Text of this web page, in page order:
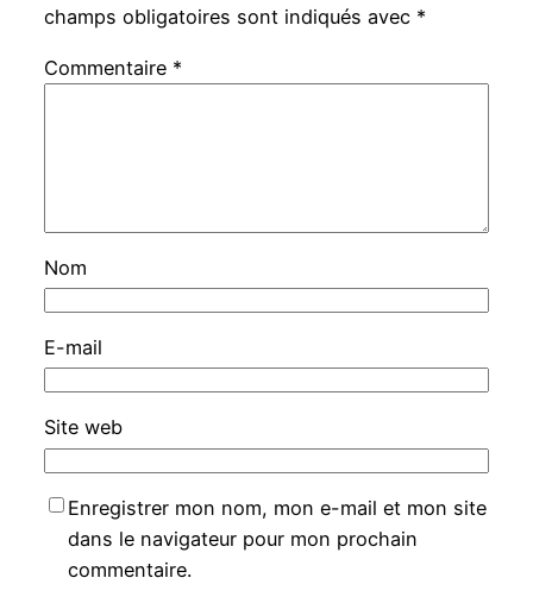
champs obligatoires sont indiqués avec *
Commentaire *
Nom
E-mail
Site web
Enregistrer mon nom, mon e-mail et mon site
dans le navigateur pour mon prochain
commentaire.